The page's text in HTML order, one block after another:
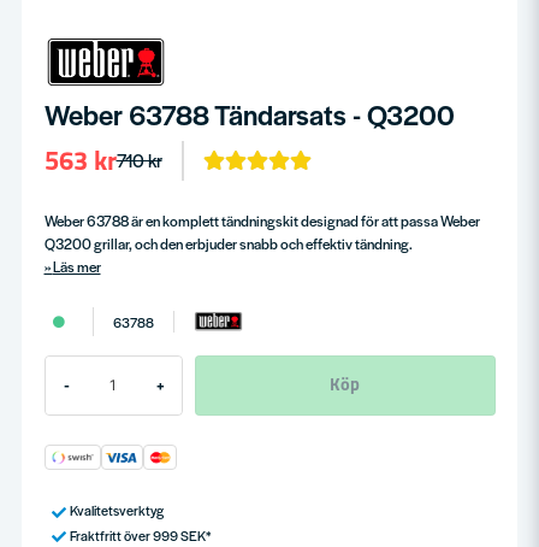
Weber 63788 Tändarsats - Q3200
710 kr
563 kr
Weber 63788 är en komplett tändningskit designad för att passa Weber
Q3200 grillar, och den erbjuder snabb och effektiv tändning.
Läs mer
63788
- + Köp
Kvalitetsverktyg
Fraktfritt över 999 SEK*